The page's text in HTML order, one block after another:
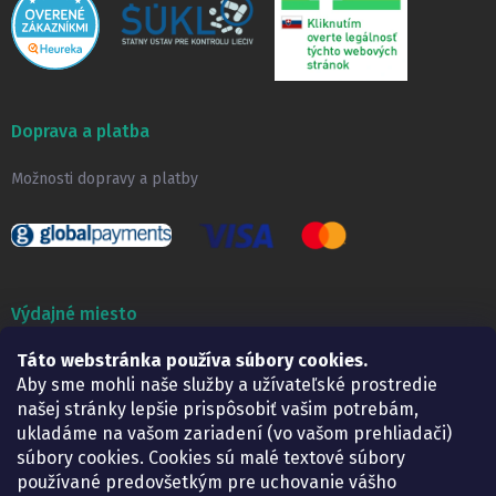
Táto webstránka používa súbory cookies.
Aby sme mohli naše služby a užívateľské prostredie
našej stránky lepšie prispôsobiť vašim potrebám,
ukladáme na vašom zariadení (vo vašom prehliadači)
súbory cookies. Cookies sú malé textové súbory
používané predovšetkým pre uchovanie vášho
Doprava a platba
Možnosti dopravy a platby
Výdajné miesto
Lekáreň ADONAI
Košice – Smetanova 2
Pondelok:
07.30 – 15.30 h.
Utorok:
07.30 – 16.00 h.
Streda:
07.30 – 16.00 h.
Štvrtok:
07.30 – 15.30 h.
Piatok:
07.30 – 15.30 h.